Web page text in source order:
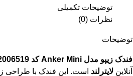
توضیحات تکمیلی
نظرات (0)
توضیحات
فندک زیپو مدل Anker Mini کد 2006519
آنلاینلایترلند است. این فندک با طراحی